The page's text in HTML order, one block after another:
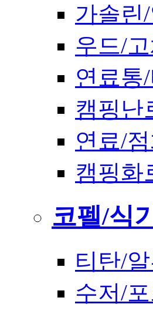
가솔린
우드/
연료통
캠핑난
연료/
캠핑화
코펠/식
티탄/
수저/